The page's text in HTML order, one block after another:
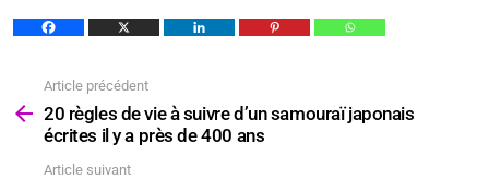
plus
Article précédent
20 règles de vie à suivre d’un samouraï japonais
écrites il y a près de 400 ans
Article suivant